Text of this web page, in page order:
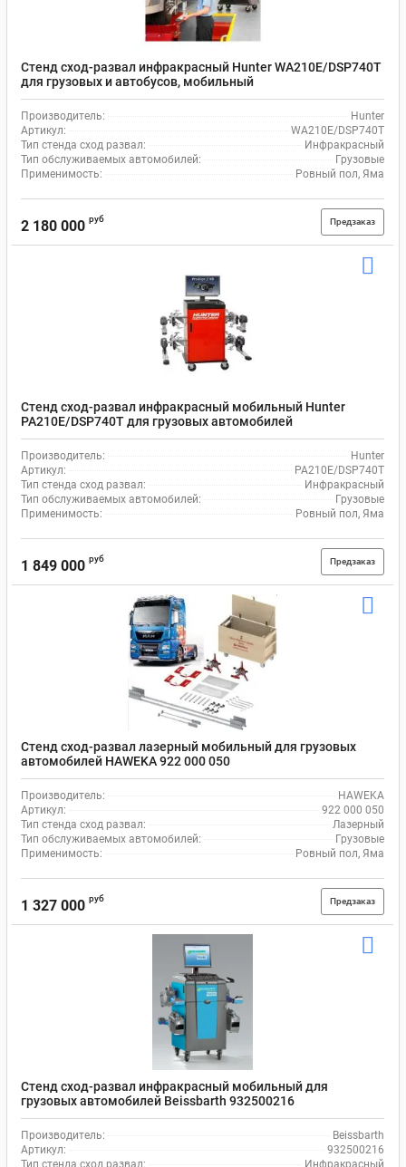
Стенд сход-развал инфракрасный Hunter WA210E/DSP740T
для грузовых и автобусов, мобильный
Производитель:
Hunter
Артикул:
WA210E/DSP740T
Тип стенда сход развал:
Инфракрасный
Тип обслуживаемых автомобилей:
Грузовые
Применимость:
Ровный пол, Яма
2 180 000 руб Предзаказ
Стенд сход-развал инфракрасный мобильный Hunter
PA210E/DSP740T для грузовых автомобилей
Производитель:
Hunter
Артикул:
PA210E/DSP740T
Тип стенда сход развал:
Инфракрасный
Тип обслуживаемых автомобилей:
Грузовые
Применимость:
Ровный пол, Яма
1 849 000 руб Предзаказ
Стенд сход-развал лазерный мобильный для грузовых
автомобилей HAWEKA 922 000 050
Производитель:
HAWEKA
Артикул:
922 000 050
Тип стенда сход развал:
Лазерный
Тип обслуживаемых автомобилей:
Грузовые
Применимость:
Ровный пол, Яма
1 327 000 руб Предзаказ
Стенд сход-развал инфракрасный мобильный для
грузовых автомобилей Beissbarth 932500216
Производитель:
Beissbarth
Артикул:
932500216
Тип стенда сход развал:
Инфракрасный